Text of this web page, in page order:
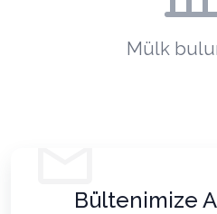
Mülk
Bültenimize